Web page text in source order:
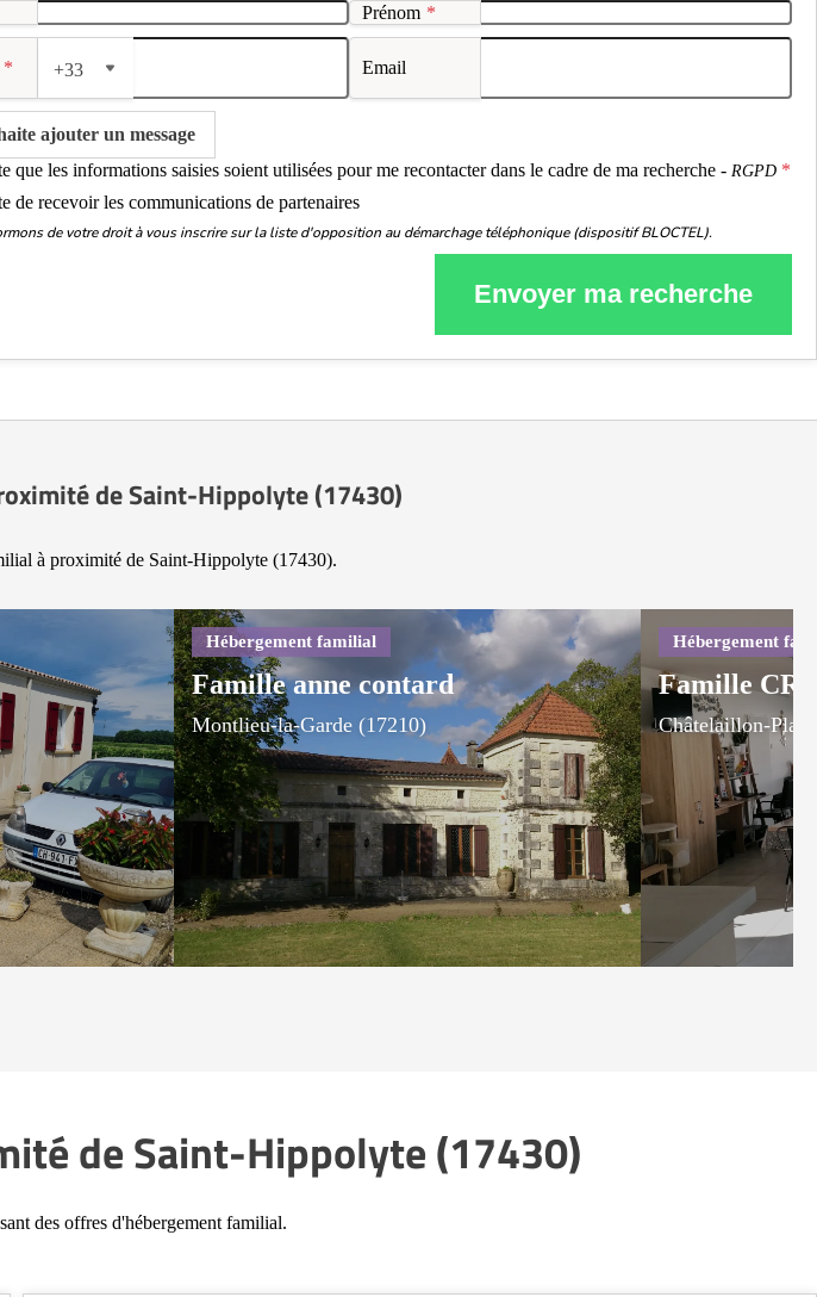
Prénom *
* +33 Email
ajouter un message
que les informations saisies soient utilisées pour me recontacter dans le cadre de ma recherche - RGPD
de recevoir les communications de partenaires
de votre droit à vous inscrire sur la liste d'opposition au démarchage téléphonique (dispositif BLOCTEL).
Envoyer ma recherche
de Saint-Hippolyte (17430)
à proximité de Saint-Hippolyte (17430).
Famille anne contard
Montlieu-la-Garde (17210)
Famille
Châtelaillon-
de Saint-Hippolyte (17430)
des offres d'hébergement familial.